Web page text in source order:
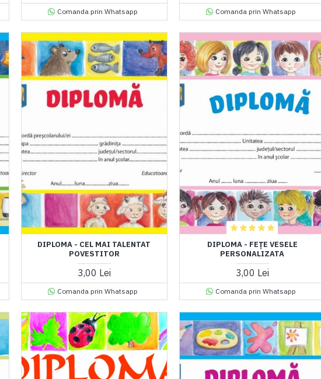
Comanda prin Whatsapp Comanda prin Whatsapp
DIPLOMA - CEL MAI TALENTAT
POVESTITOR
3,00 Lei
Comanda prin Whatsapp
DIPLOMA - FEȚE VESELE
PERSONALIZATA
3,00 Lei
Comanda prin Whatsapp